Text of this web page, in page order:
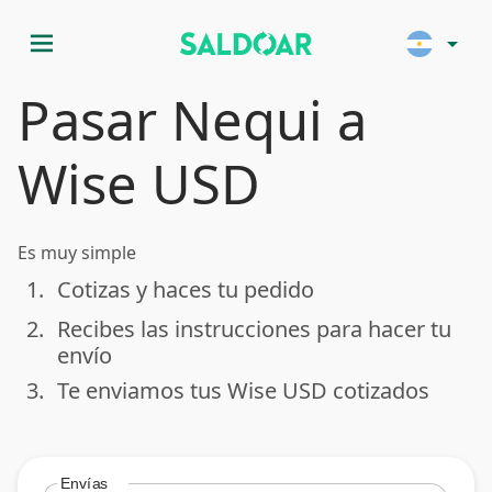
menu arrow_drop_down
Pasar Nequi a
Wise USD
Es muy simple
done
1. Cotizas y haces tu pedido
done
2. Recibes las instrucciones para hacer tu
envío
done
3. Te enviamos tus Wise USD cotizados
Envías